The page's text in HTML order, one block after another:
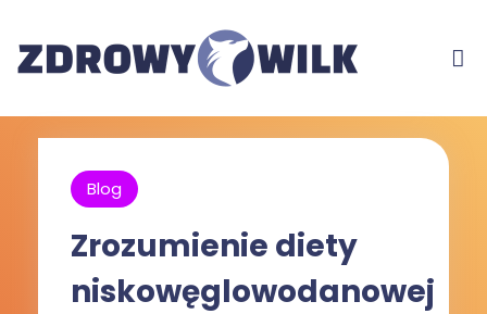
Blog
Zrozumienie diety
niskowęglowodanowej